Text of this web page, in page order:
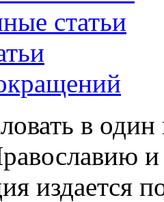
статьи
в
издается